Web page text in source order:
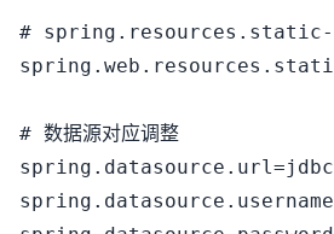
#
# 数据源对应调整